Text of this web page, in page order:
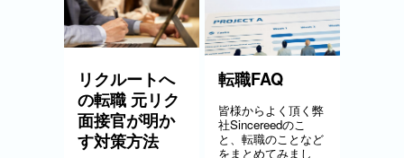
リクルートへ
の転職 元リク
面接官が明か
す対策方法
転職FAQ
皆様からよく頂く弊
社Sincereedのこ
と、転職のことなど
をまとめてみまし